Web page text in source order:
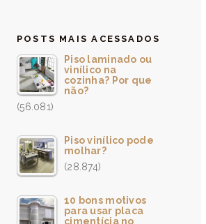
POSTS MAIS ACESSADOS
Piso laminado ou
vinílico na
cozinha? Por que
não?
(56.081)
Piso vinílico pode
molhar?
(28.874)
10 bons motivos
para usar placa
cimentícia no